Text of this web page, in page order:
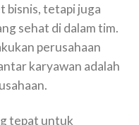
tetapi juga
sehat di dalam tim.
perusahaan
karyawan adalah
tepat untuk